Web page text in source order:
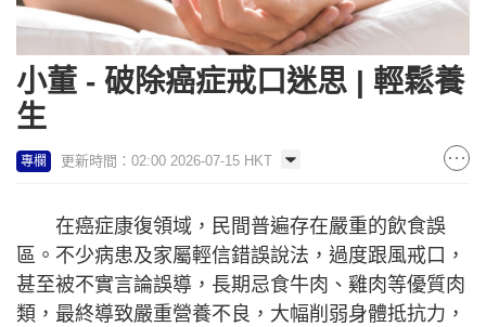
小董 - 破除癌症戒口迷思 | 輕鬆養
生
專欄 更新時間：02:00 2026-07-15 HKT
在癌症康復領域，民間普遍存在嚴重的飲食誤
區。不少病患及家屬輕信錯誤說法，過度跟風戒口，
甚至被不實言論誤導，長期忌食牛肉、雞肉等優質肉
類，最終導致嚴重營養不良，大幅削弱身體抵抗力，